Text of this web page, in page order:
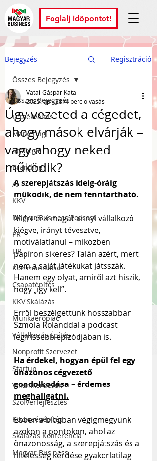
Foglalj időpontot!
Bejegyzés Regisztráció
Összes Bejegyzés
Léptékváltás
Marketing
Stratégia
Branding
AI
KKV
Magyar Business Podcast
PR
HR
Kommunikáció
Csapatépítés
KKV Skálázás
Munkaerőpiac
Vállalkozás Építés
Nonprofit Szervezet
Startup
Villámkérdések
Szofverfejlesztés
Közösségépítés
Skálázás Konferencia
Magyar Business
Összes Bejegyzés
Úgy vezeted a cégedet,
ahogy mások elvárják –
vagy ahogy neked
működik?
Vatai-Gáspár Kata
2025. ápr. 28.4 perc olvasás
A szerepjátszás ideig-óráig
működik, de nem fenntartható.
Miért érzi magát annyi vállalkozó
kiégve, irányt tévesztve,
motiválatlanul – miközben
papíron sikeres? Talán azért, mert
nem a saját játékukat játsszák.
Hanem egy olyat, amiről azt hiszik,
hogy „így kell”.
Erről beszélgettünk hosszabban
Szmola Rolanddal a podcast
legfrissebb epizódjában is.
Ha érdekel, hogyan épül fel egy
önazonos cégvezető
gondolkodása – érdemes
meghallgatni.
Ebben a blogban végigmegyünk
azokon a pontokon, ahol az
önazonosság, a szerepjátszás és a
hitelesség kérdése gyakorlatilag